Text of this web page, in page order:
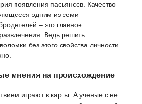
появления пасьянсов. Качество
одним из семи
– это главное
Ведь решить
без этого свойства личности
мнения на происхождение
играют в карты. А ученые с не